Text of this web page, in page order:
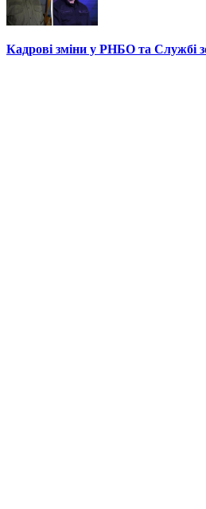
Кадрові зміни у РНБО та Службі